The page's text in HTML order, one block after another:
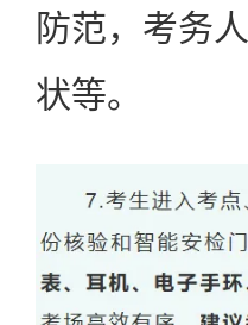
防范，考务
状等。